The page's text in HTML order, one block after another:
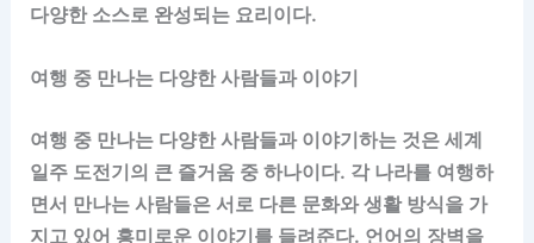
다양한 소스로 완성되는 요리이다.
여행 중 만나는 다양한 사람들과 이야기
여행 중 만나는 다양한 사람들과 이야기하는 것은 세계
일주 도전기의 큰 즐거움 중 하나이다. 각 나라를 여행하
면서 만나는 사람들은 서로 다른 문화와 생활 방식을 가
지고 있어 흥미로운 이야기를 들려준다. 언어의 장벽을